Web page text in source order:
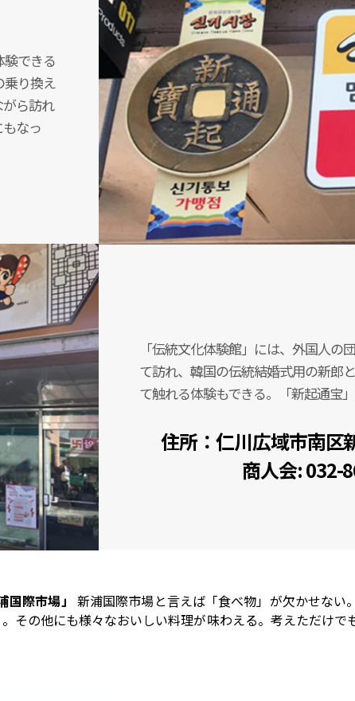
できる
乗り換え
ら訪れ
なっ
「伝統文化体験館」には、外国人の
て訪れ、韓国の伝統結婚式用の新郎
て触れる体験もできる。「新起通宝
住所：仁川広域市南区
商人会: 032-
際市場」 新浦国際市場と言えば「食べ物」が欠かせない
その他にも様々なおいしい料理が味わえる。考えただけ